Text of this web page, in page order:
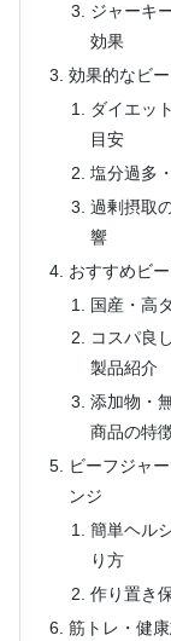
ジャーキ
効果
効果的なビ
ダイエッ
目安
塩分過多
過剰摂取
響
おすすめビ
国産・高
コスパ良
製品紹介
添加物・
商品の特
ビーフジャ
ンジ
簡単ヘル
り方
作り置き
筋トレ・健